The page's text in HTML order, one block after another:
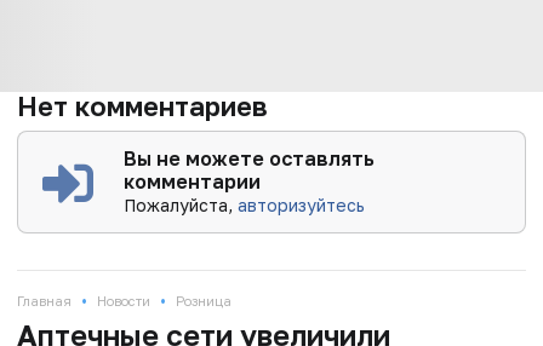
Нет комментариев
Вы не можете оставлять
комментарии
Пожалуйста,авторизуйтесь
Главная • Новости • Розница
Аптечные сети увеличили